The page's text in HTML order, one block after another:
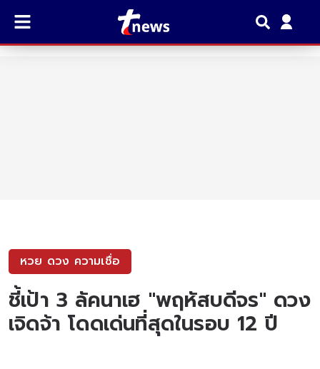
หวย ดวง ความเชื่อ
ชี้เป้า 3 ลัคนาเฮ "พฤหัสบดีจร" ดวง
เจิดจ้า โดดเด่นที่สุดในรอบ 12 ปี